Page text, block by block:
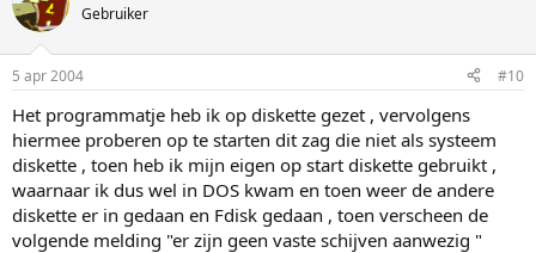
Gebruiker
5 apr 2004 #10
Het programmatje heb ik op diskette gezet , vervolgens
hiermee proberen op te starten dit zag die niet als systeem
diskette , toen heb ik mijn eigen op start diskette gebruikt ,
waarnaar ik dus wel in DOS kwam en toen weer de andere
diskette er in gedaan en Fdisk gedaan , toen verscheen de
volgende melding "er zijn geen vaste schijven aanwezig "